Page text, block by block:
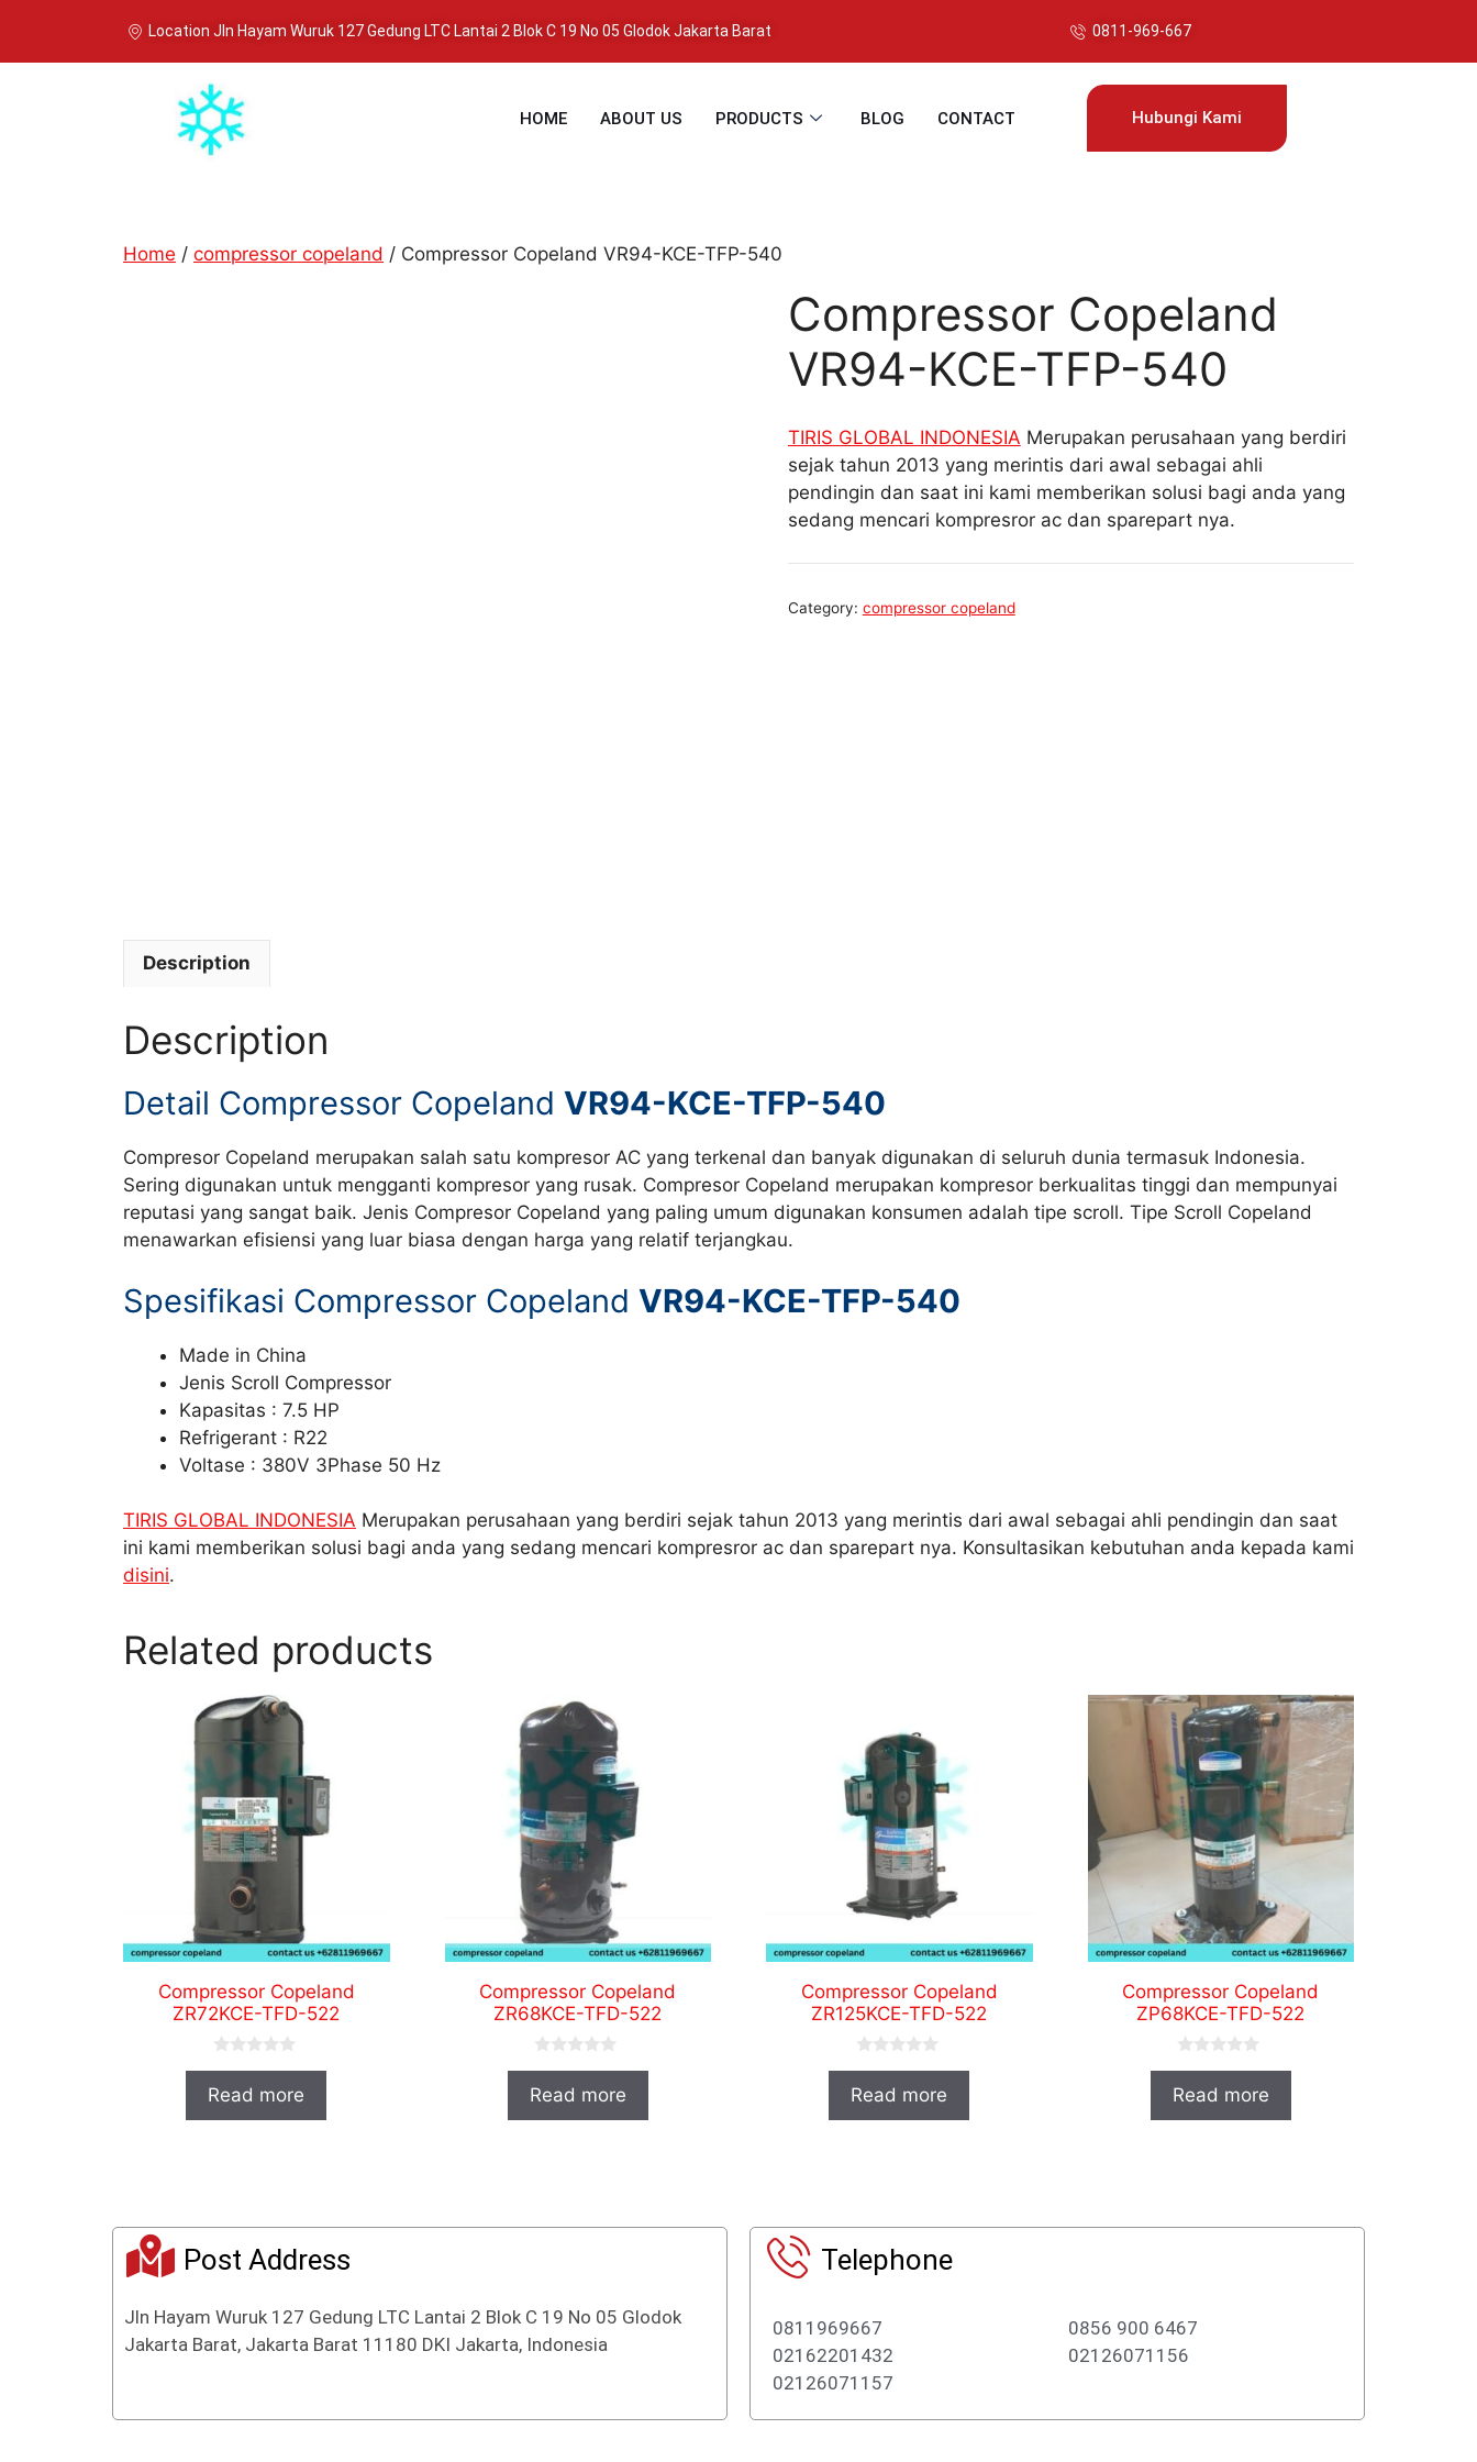
Location Jln Hayam Wuruk 127 Gedung LTC Lantai 2 Blok C 19 No 05 Glodok Jakarta Barat 0811-969-667
HOME ABOUT US PRODUCTS BLOG CONTACT Hubungi Kami
Home / compressor copeland / Compressor Copeland VR94-KCE-TFP-540
Compressor Copeland
VR94-KCE-TFP-540
TIRIS GLOBAL INDONESIA Merupakan perusahaan yang berdiri
sejak tahun 2013 yang merintis dari awal sebagai ahli
pendingin dan saat ini kami memberikan solusi bagi anda yang
sedang mencari kompresror ac dan sparepart nya.
Category: compressor copeland
Description
Description
Detail Compressor Copeland VR94-KCE-TFP-540
Compresor Copeland merupakan salah satu kompresor AC yang terkenal dan banyak digunakan di seluruh dunia termasuk Indonesia.
Sering digunakan untuk mengganti kompresor yang rusak. Compresor Copeland merupakan kompresor berkualitas tinggi dan mempunyai
reputasi yang sangat baik. Jenis Compresor Copeland yang paling umum digunakan konsumen adalah tipe scroll. Tipe Scroll Copeland
menawarkan efisiensi yang luar biasa dengan harga yang relatif terjangkau.
Spesifikasi Compressor Copeland VR94-KCE-TFP-540
Made in China
Jenis Scroll Compressor
Kapasitas : 7.5 HP
Refrigerant : R22
Voltase : 380V 3Phase 50 Hz
TIRIS GLOBAL INDONESIA Merupakan perusahaan yang berdiri sejak tahun 2013 yang merintis dari awal sebagai ahli pendingin dan saat
ini kami memberikan solusi bagi anda yang sedang mencari kompresror ac dan sparepart nya. Konsultasikan kebutuhan anda kepada kami
disini.
Related products
Compressor Copeland
ZR72KCE-TFD-522
u
Read more
Compressor Copeland
ZR68KCE-TFD-522
u
Read more
Compressor Copeland
ZR125KCE-TFD-522
u
Read more
Compressor Copeland
ZP68KCE-TFD-522
u
Read more
Post Address
Jln Hayam Wuruk 127 Gedung LTC Lantai 2 Blok C 19 No 05 Glodok
Jakarta Barat, Jakarta Barat 11180 DKI Jakarta, Indonesia
Telephone
0811969667
02162201432
02126071157
0856 900 6467
02126071156